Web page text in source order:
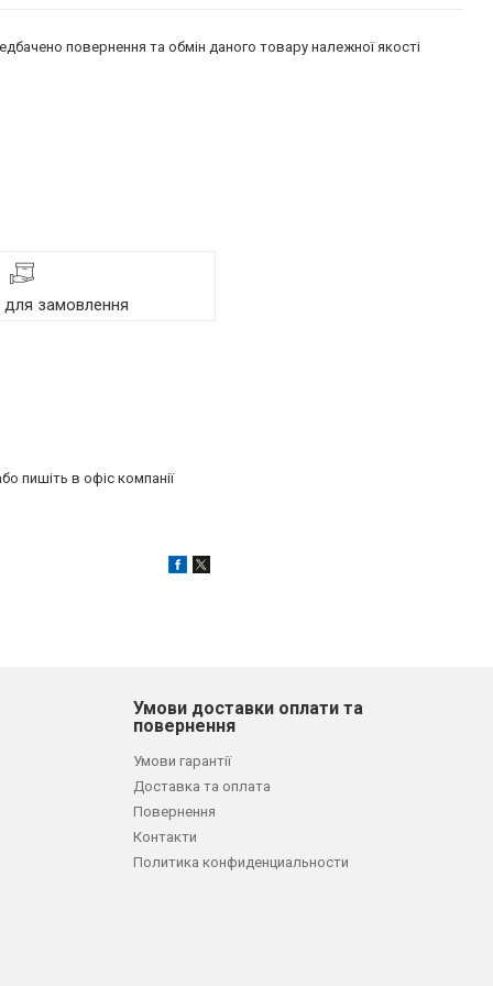
повернення та обмін даного товару належної якості
для замовлення
пишіть в офіс компанії
Умови доставки оплати та
повернення
Умови гарантії
Доставка та оплата
Повернення
Контакти
Политика конфиденциальности